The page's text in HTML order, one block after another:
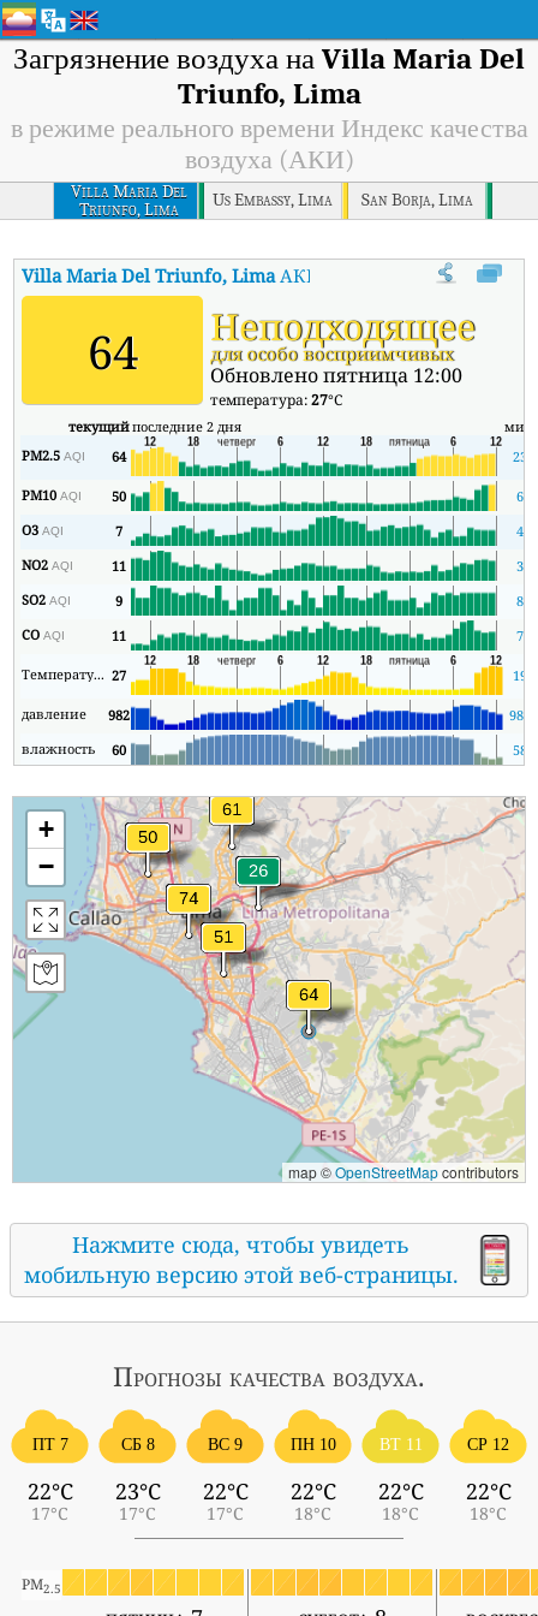
Загрязнение воздуха на Villa Maria Del
Triunfo, Lima
в режиме реального времени Индекс качества
воздуха (АКИ)
Villa Maria Del
Triunfo, Lima
Us Embassy, Lima San Borja, Lima
Villa Maria Del Triunfo, LimaАКИ В режиме реального
64 Неподходящее
для особо восприимчивых
Обновлено пятница 12:00
температура:27°C
текущийпоследние 2 дня мин
PM2.5AQI 64 23
PM10AQI 50
6
O3AQI 7
4
NO2AQI 11
3
SO2AQI 9
8
COAQI 11 7
Температура 27 19
давление 982
980
влажность
60 58
+
−
map ©OpenStreetMapcontributors
Нажмите сюда, чтобы увидеть
мобильную версию этой веб-страницы.
Прогнозы качества воздуха.
ПТ 7
22°C
17°C
СБ 8
23°C
17°C
ВС 9
22°C
17°C
ПН 10
22°C
18°C
ВТ 11
22°C
18°C
СР 12
22°C
18°C
PM2.5